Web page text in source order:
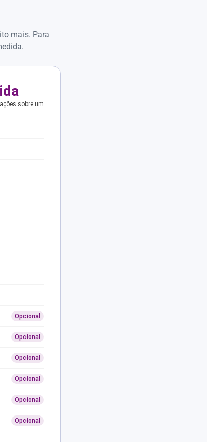
mais. Para
sobre um
Opcional
Opcional
Opcional
Opcional
Opcional
Opcional